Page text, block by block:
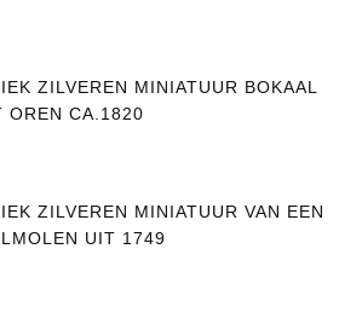
ZILVEREN MINIATUUR BOKAAL
OREN CA.1820
ZILVEREN MINIATUUR VAN EEN
UIT 1749